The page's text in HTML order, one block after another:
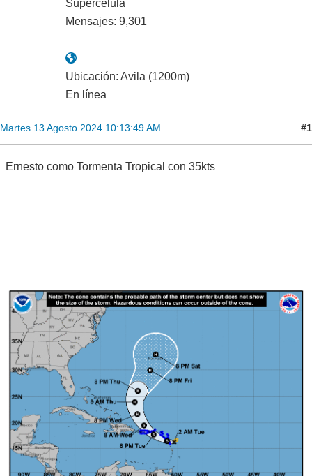
Supercélula
Mensajes: 9,301
Ubicación: Avila (1200m)
En línea
Martes 13 Agosto 2024 10:13:49 AM #1
Ernesto como Tormenta Tropical con 35kts